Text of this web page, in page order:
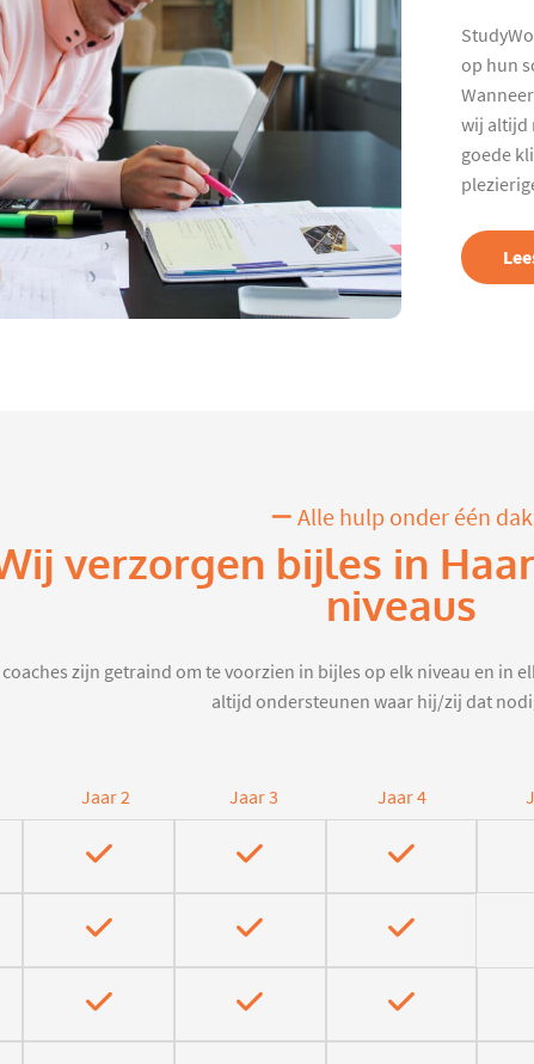
op hun
wij altijd
goede
Alle hulp onder één dak
verzorgen bijles in
niveaus
coaches zijn getraind om te voorzien in bijles op elk niveau en in
altijd ondersteunen waar hij/zij dat
Jaar 2 Jaar 3 Jaar 4